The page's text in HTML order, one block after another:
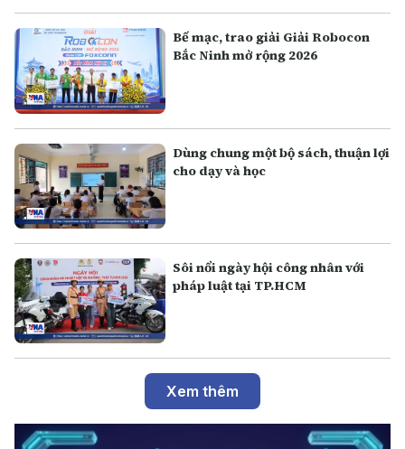
Bế mạc, trao giải Giải Robocon
Bắc Ninh mở rộng 2026
Dùng chung một bộ sách, thuận lợi
cho dạy và học
Sôi nổi ngày hội công nhân với
pháp luật tại TP.HCM
Xem thêm